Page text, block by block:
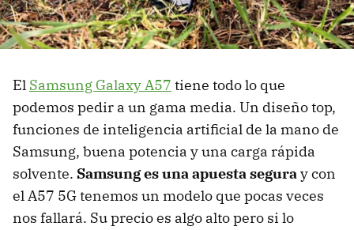
El Samsung Galaxy A57 tiene todo lo que
podemos pedir a un gama media. Un diseño top,
funciones de inteligencia artificial de la mano de
Samsung, buena potencia y una carga rápida
solvente. Samsung es una apuesta seguray con
el A57 5G tenemos un modelo que pocas veces
nos fallará. Su precio es algo alto pero si lo